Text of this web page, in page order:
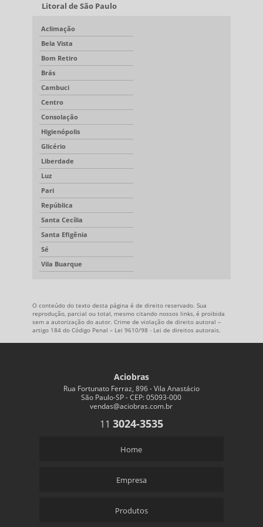
Litoral de São Paulo
Aclimação
Bela Vista
Bom Retiro
Brás
Cambuci
Centro
Consolação
Higienópolis
Glicério
Liberdade
Luz
Pari
República
Santa Cecília
Santa Efigênia
Sé
Vila Buarque
O conteúdo do texto desta página é de direito reservado. Sua
reprodução, parcial ou total, mesmo citando nossos links, é proibida
sem a autorização do autor. Crime de violação de direito autoral –
artigo 184 do Código Penal – Lei 9610/98 - Lei de direitos autorais.
Aciobras
Rua Fortunato Ferraz, 896 - Vila Anastácio
São Paulo-SP - CEP: 05093-000
vendas@aciobras.com.br
11 3024-3535
Home
Empresa
Produtos